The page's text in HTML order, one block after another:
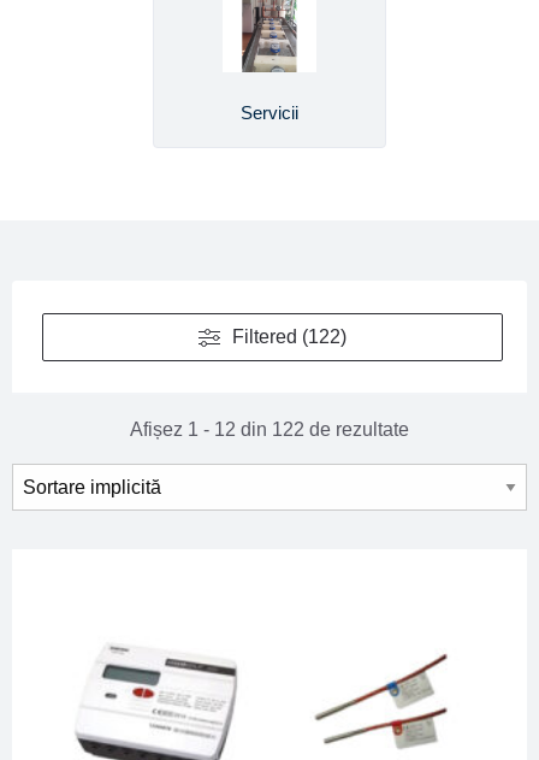
Servicii
Filtered (122)
Afișez 1 - 12 din 122 de rezultate